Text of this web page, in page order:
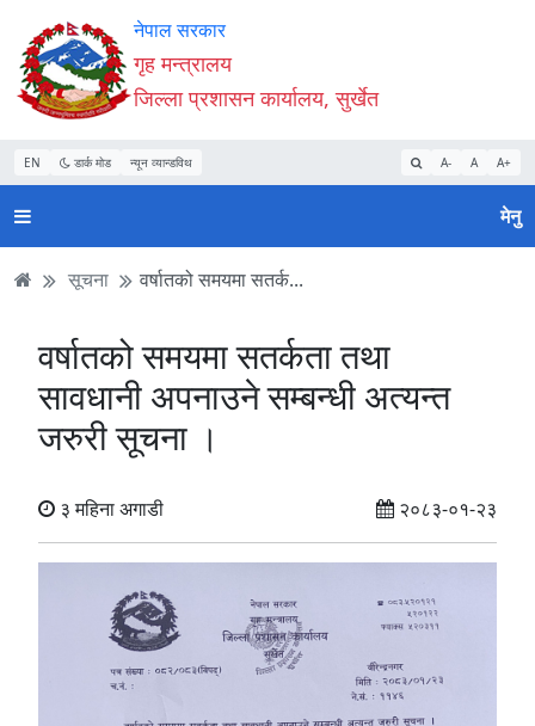
Accessibility
Mode
सुरु
गर्नुहोस्
सामाग्री
पढ्नुहाेस्
नेभिगेसन
पढ्नुहाेस्
वेबसाइट
खोजमा
जानुहोस्
नेपाल सरकार
गृह मन्त्रालय
जिल्ला प्रशासन कार्यालय, सुर्खेत
EN डार्क मोड न्यून व्यान्डविथ A- A A+
मेनु
सूचना वर्षातको समयमा सतर्क...
वर्षातको समयमा सतर्कता तथा
सावधानी अपनाउने सम्बन्धी अत्यन्त
जरुरी सूचना ।
३ महिना अगाडी २०८३-०१-२३